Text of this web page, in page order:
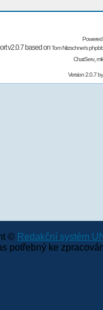
v2.0.7 based onTom Nitzschner's
ChatServ,
Version 2.0.7 by
© Redakční systém
potřebný ke